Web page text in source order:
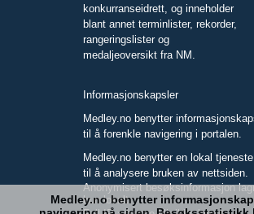
konkurranseidrett, og inneholder
blant annet terminlister, rekorder,
rangeringslister og
medaljeoversikt fra NM.
Informasjonskapsler
Medley.no benytter
til å forenkle navigering i portalen.
Medley.no benytter en lokal tjeneste
til å analysere bruken av nettsiden.
Anonymisert besøksinformasjon
kun lokalt.
Medley.no benytter